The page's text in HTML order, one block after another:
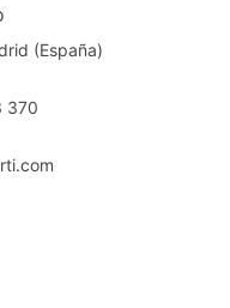
(España)
370